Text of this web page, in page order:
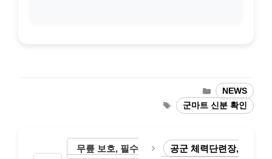
카
테
고
NEWS
태
그
군마트 신분 확인
무릎 보호, 필수
공군 체력단련장,